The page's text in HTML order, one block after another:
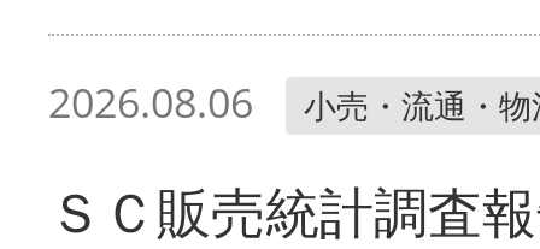
2026.08.06 小売・流通・
ＳＣ販売統計調査